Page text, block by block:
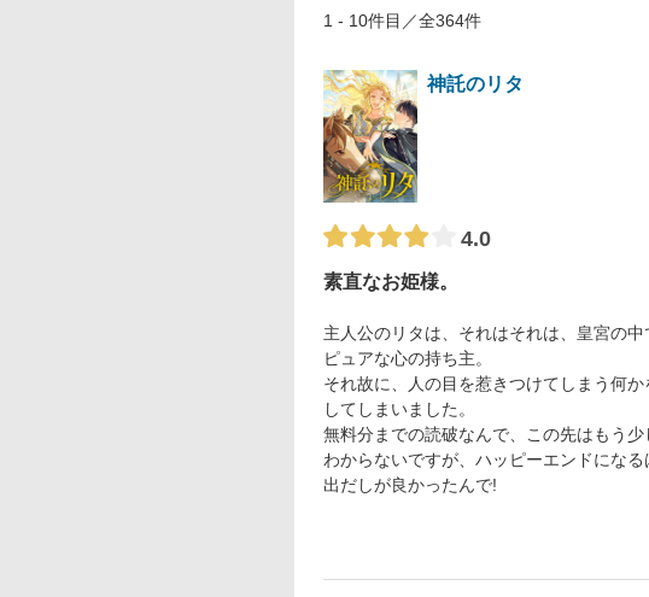
1 - 10件目／全364件
神託のリタ
4.0
素直なお姫様。
主人公のリタは、それはそれは、皇宮の中
ピュアな心の持ち主。
それ故に、人の目を惹きつけてしまう何
してしまいました。
無料分までの読破なんで、この先はもう少
わからないですが、ハッピーエンドになる
出だしが良かったんで!